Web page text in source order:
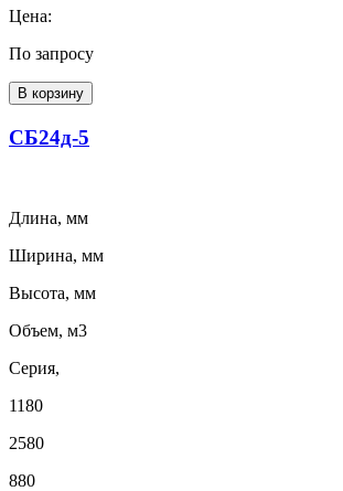
Цена:
По запросу
В корзину
СБ24д-5
Длина, мм
Ширина, мм
Высота, мм
Объем, м3
Серия,
1180
2580
880